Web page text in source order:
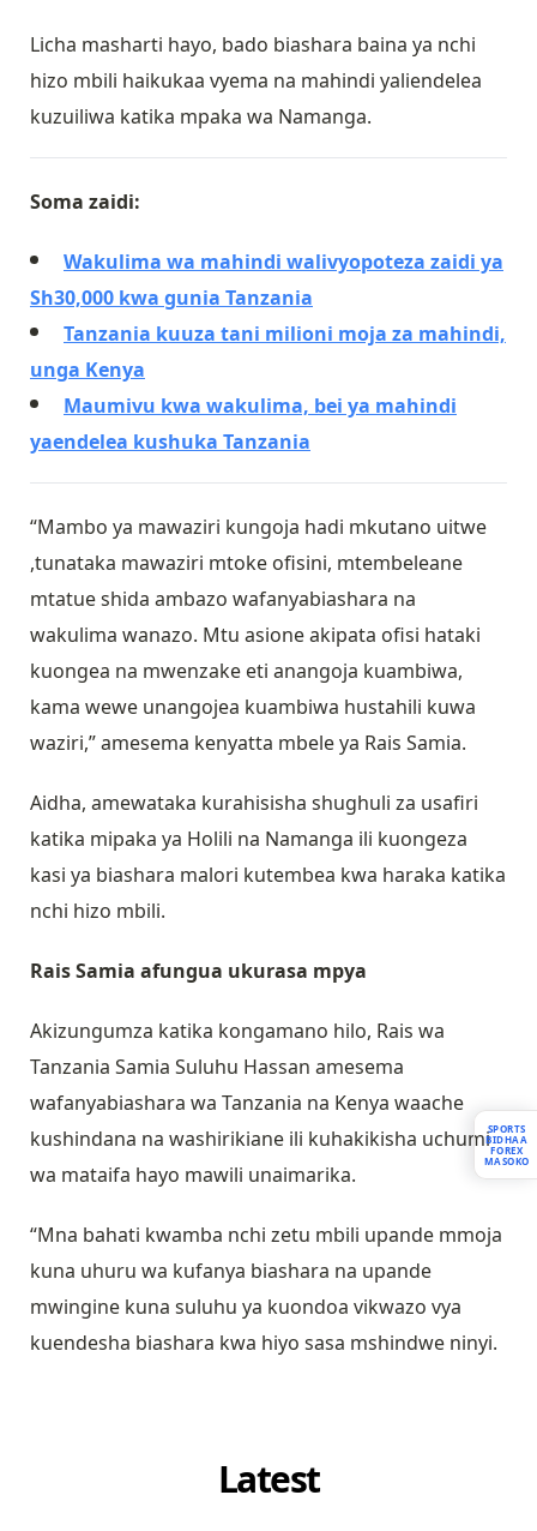
Licha masharti hayo, bado biashara baina ya nchi
hizo mbili haikukaa vyema na mahindi yaliendelea
kuzuiliwa katika mpaka wa Namanga.
Soma zaidi:
Wakulima wa mahindi walivyopoteza zaidi ya
Sh30,000 kwa gunia Tanzania
Tanzania kuuza tani milioni moja za mahindi,
unga Kenya
Maumivu kwa wakulima, bei ya mahindi
yaendelea kushuka Tanzania
“Mambo ya mawaziri kungoja hadi mkutano uitwe
,tunataka mawaziri mtoke ofisini, mtembeleane
mtatue shida ambazo wafanyabiashara na
wakulima wanazo. Mtu asione akipata ofisi hataki
kuongea na mwenzake eti anangoja kuambiwa,
kama wewe unangojea kuambiwa hustahili kuwa
waziri,” amesema kenyatta mbele ya Rais Samia.
Aidha, amewataka kurahisisha shughuli za usafiri
katika mipaka ya Holili na Namanga ili kuongeza
kasi ya biashara malori kutembea kwa haraka katika
nchi hizo mbili.
Rais Samia afungua ukurasa mpya
Akizungumza katika kongamano hilo, Rais wa
Tanzania Samia Suluhu Hassan amesema
wafanyabiashara wa Tanzania na Kenya waache
kushindana na washirikiane ili kuhakikisha uchumi
wa mataifa hayo mawili unaimarika.
“Mna bahati kwamba nchi zetu mbili upande mmoja
kuna uhuru wa kufanya biashara na upande
mwingine kuna suluhu ya kuondoa vikwazo vya
kuendesha biashara kwa hiyo sasa mshindwe ninyi.
Latest
SPORTS
BIDHAA
FOREX
MASOKO